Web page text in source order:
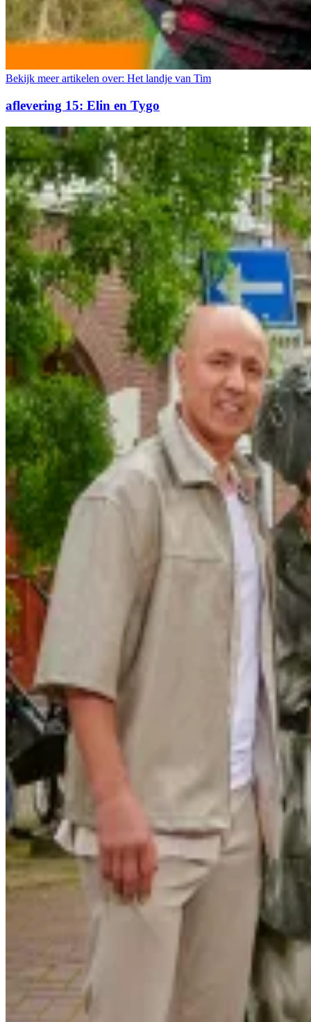
Bekijk meer artikelen over: Het landje van Tim
aflevering 15: Elin en Tygo